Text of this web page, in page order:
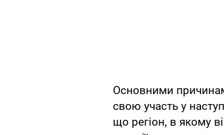
Основними
свою участь у
що регіон, в якому